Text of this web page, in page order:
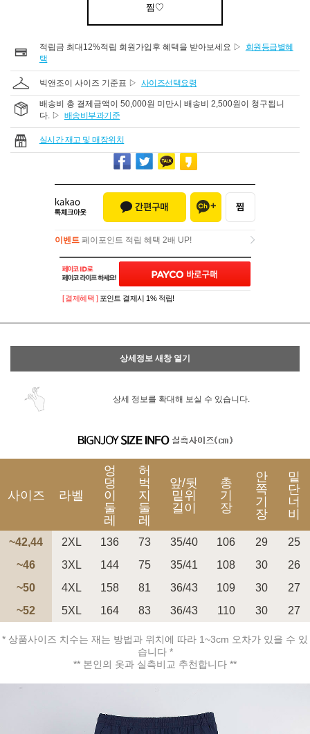
찜♡
적립금 최대12%적립 회원가입후 혜택을 받아보세요 ▷
회원등급별혜
택
빅앤조이 사이즈 기준표 ▷ 사이즈선택요령
배송비 총 결제금액이 50,000원 미만시 배송비 2,500원이 청구됩니
다. ▷ 배송비부과기준
실시간 재고 및 매장위치
이벤트 페이포인트 적립 혜택 2배 UP!
이벤트페이포인트 적립 혜택 2배 UP!
페이코 ID로 페
PAYCO 바로구매
[ 결제혜택 ] 포인트 결제시 1% 적립!
상세정보 새창 열기
상세 정보를 확대해 보실 수 있습니다.
사이즈 라벨
엉
덩
이
둘
레
허
벅
지
둘
레
앞/뒷
밑위
길이
총
기
장
안
쪽
기
장
밑
단
너
비
~42,44 2XL 136 73 35/40 106 29
25
~46
3XL 144 75 35/41 108 30
26
~50
4XL 158 81 36/43 109 30
27
~52
5XL 164 83 36/43 110 30 27
* 상품사이즈 치수는 재는 방법과 위치에 따라 1~3cm 오차가 있을 수 있
습니다 *
** 본인의 옷과 실측비교 추천합니다 **